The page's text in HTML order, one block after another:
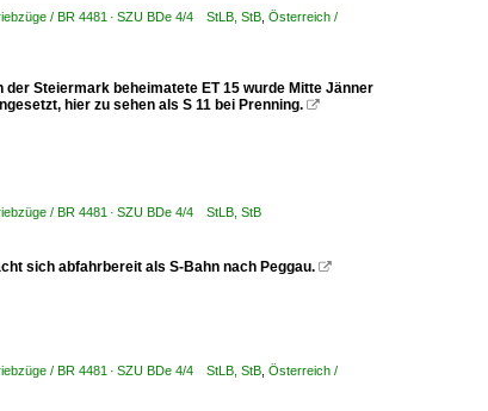
/ BR 4481 · SZU BDe 4/4 StLB, StB Österreich /
Steiermark beheimatete ET 15 wurde Mitte Jänner
hier zu sehen als S 11 bei Prenning. 
/ BR 4481 · SZU BDe 4/4 StLB, StB
sich abfahrbereit als S-Bahn nach Peggau. 
/ BR 4481 · SZU BDe 4/4 StLB, StB Österreich /